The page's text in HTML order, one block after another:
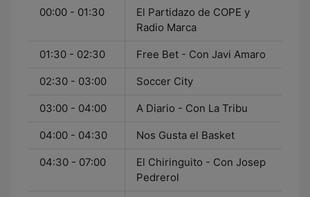
00:00 - 01:30
El Partidazo de COPE y
Radio Marca
01:30 - 02:30 Free Bet - Con Javi Amaro
02:30 - 03:00 Soccer City
03:00 - 04:00 A Diario - Con La Tribu
04:00 - 04:30 Nos Gusta el Basket
04:30 - 07:00
El Chiringuito - Con Josep
Pedrerol